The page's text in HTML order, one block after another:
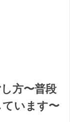
方〜普段
います〜